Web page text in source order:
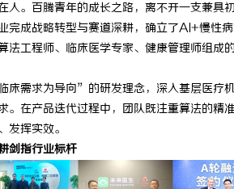
。百腾青年的成长之路，离不开一支兼具
完成战略转型与赛道深耕，确立了AI+慢性
法工程师、临床医学专家、健康管理师组
求为导向”的研发理念，深入基层医疗机
。在产品迭代过程中，团队既注重算法的
发挥实效。
指行业标杆